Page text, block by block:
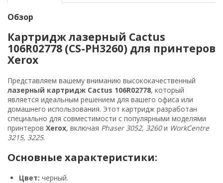
Обзор
Картридж лазерный Cactus
106R02778 (CS-PH3260) для принтеров
Xerox
Представляем вашему вниманию высококачественный
лазерный картридж Cactus 106R02778, который
является идеальным решением для вашего офиса или
домашнего использования. Этот картридж разработан
специально для совместимости с популярными моделями
принтеров Xerox, включая Phaser 3052, 3260и WorkCentre
3215, 3225.
Основные характеристики:
Цвет: черный.